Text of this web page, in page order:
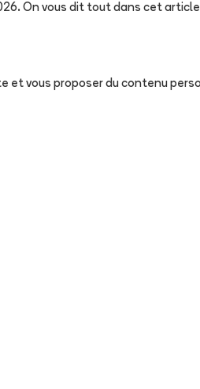
On vous dit tout dans cet
et vous proposer du contenu